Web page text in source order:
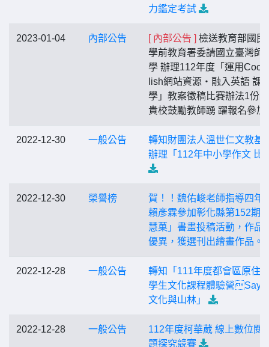
力鑑定考試
2023-01-04 內部公告 [ 內部公告 ] 檢送教育部國民
學前教育署委請國立臺灣師
學 辦理112年度「運用Cool
lish網站資源‧融入英語 課
學」教案徵稿比賽辦法1份
貴校鼓勵教師踴 躍報名參加
2022-12-30 一般公告
轉知財團法人溫世仁文教基
辦理「112年中小學作文 比
2022-12-30 榮譽榜
賀！！魏佑峻老師指導四年
賴彥霖參加彰化縣第152期
慧菓」書畫投稿活動，作品
優異，獲選刊出繪畫作品。
2022-12-28 一般公告
轉知「111年度都會區原住
學生文化課程體驗營
文化與山林」
2022-12-28 一般公告
112年度柯華葳 線上數位閱
題探究競賽